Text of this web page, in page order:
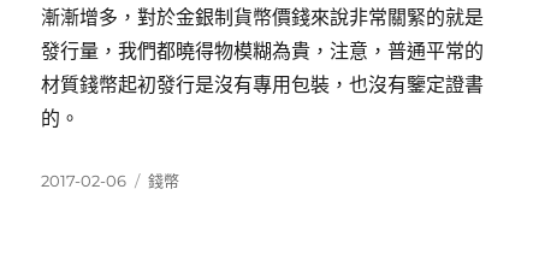
漸漸增多，對於金銀制貨幣價錢來說非常關緊的就是
發行量，我們都曉得物模糊為貴，注意，普通平常的
材質錢幣起初發行是沒有專用包裝，也沒有鑒定證書
的。
發
2017-02-06
分
錢幣